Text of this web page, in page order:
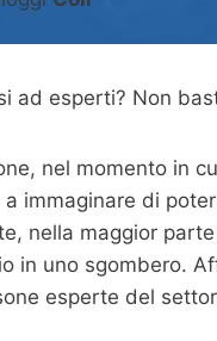
ad esperti? Non
nel momento in
a immaginare di
nella maggior
in uno sgombero.
esperte del